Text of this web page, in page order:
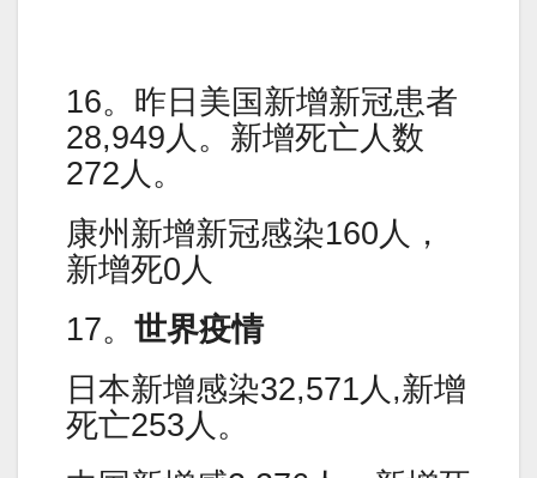
16。昨日美国新增新冠患者
28,949人。新增死亡人数
272人。
康州新增新冠感染160人，
新增死0人
17。 世界疫情
日本新增感染32,571人,新增
死亡253人。